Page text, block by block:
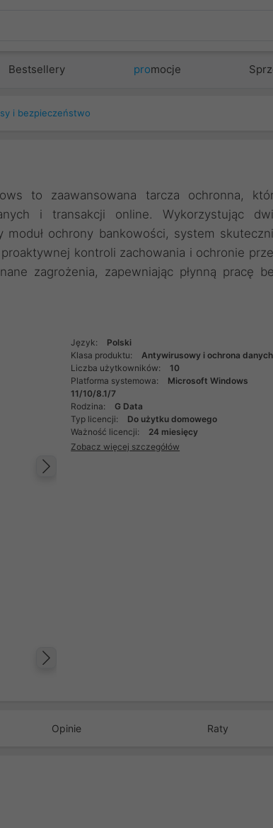
Bestsellery promocje
i bezpieczeństwo
to zaawansowana tarcza ochronna,
i transakcji online. Wykorzystując
ochrony bankowości, system
kontroli zachowania i ochronie
zagrożenia, zapewniając płynną pracę
Język:
Polski
Klasa produktu:
Antywirusowy i ochrona danych
Liczba użytkowników:
10
Platforma systemowa:
Microsoft Windows
11/10/8.1/7
Rodzina:
G Data
Typ licencji:
Do użytku domowego
Ważność licencji:
24 miesięcy
Zobacz więcej szczegółów
Opinie Raty